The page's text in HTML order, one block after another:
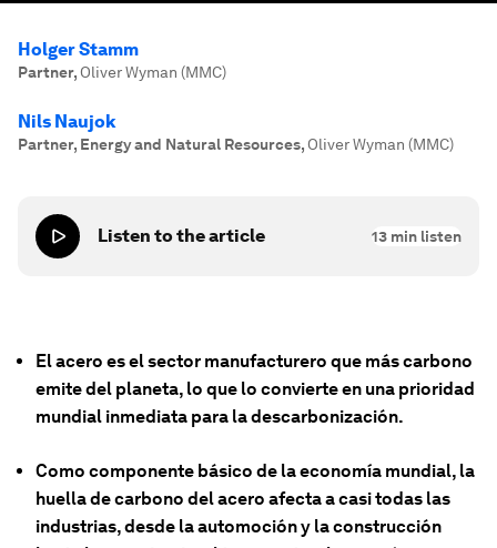
Holger Stamm
Partner, Oliver Wyman (MMC)
Nils Naujok
Partner, Energy and Natural Resources, Oliver Wyman (MMC)
Listen to the article 13 min listen
El acero es el sector manufacturero que más carbono
emite del planeta, lo que lo convierte en una prioridad
mundial inmediata para la descarbonización.
Como componente básico de la economía mundial, la
huella de carbono del acero afecta a casi todas las
industrias, desde la automoción y la construcción